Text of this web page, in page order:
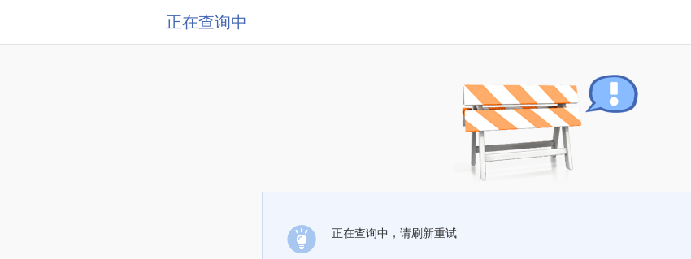
正在查询中
正在查询中，请刷新重试